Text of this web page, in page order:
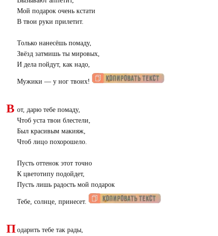
Мой подарок очень кстати
В твои руки прилетит.
Только нанесёшь помаду,
Звёзд затмишь ты мировых,
И дела пойдут, как надо,
Мужики — у ног твоих!
В от, дарю тебе помаду,
Чтоб уста твои блестели,
Был красивым макияж,
Чтоб лицо похорошело.
Пусть оттенок этот точно
К цветотипу подойдет,
Пусть лишь радость мой подарок
Тебе, солнце, принесет.
П одарить тебе так рады,